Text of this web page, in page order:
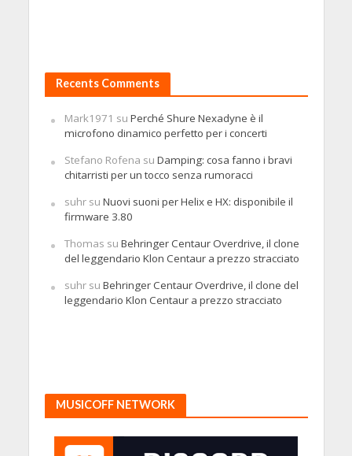
Recents Comments
Mark1971 su Perché Shure Nexadyne è il
microfono dinamico perfetto per i concerti
Stefano Rofena su Damping: cosa fanno i bravi
chitarristi per un tocco senza rumoracci
suhrsu Nuovi suoni per Helix e HX: disponibile il
firmware 3.80
Thomas su Behringer Centaur Overdrive, il clone
del leggendario Klon Centaur a prezzo stracciato
suhrsu Behringer Centaur Overdrive, il clone del
leggendario Klon Centaur a prezzo stracciato
MUSICOFF NETWORK